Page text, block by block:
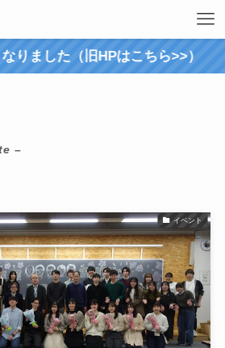
した（旧HPはこちら>>）
–
イベント